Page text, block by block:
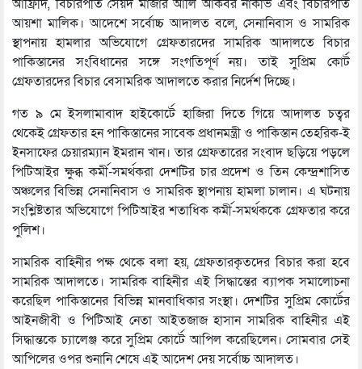
আফ্রিদি, বিচারপতি সৈয়দ মাজার আলি আকবর নাকভি এবং বিচারপতি
আয়শা মালিক। আদেশে সর্বোচ্চ আদালত বলে, সেনানিবাস ও সামরিক
স্থাপনায় হামলার অভিযোগে গ্রেফতারদের সামরিক আদালতে বিচার
পাকিস্তানের সংবিধানের সঙ্গে সংগতিপূর্ণ নয়। তাই সুপ্রিম কোর্ট
গ্রেফতারদের বিচার বেসামরিক আদালতে করার নির্দেশ দিচ্ছে।
গত ৯ মে ইসলামাবাদ হাইকোর্টে হাজিরা দিতে গিয়ে আদালত চত্বর
থেকেই গ্রেফতার হন পাকিস্তানের সাবেক প্রধানমন্ত্রী ও পাকিস্তান তেহরিক-ই
ইনসাফের চেয়ারম্যান ইমরান খান। তার গ্রেফতারের সংবাদ ছড়িয়ে পড়লে
পিটিআইর ক্ষুব্ধ কর্মী-সমর্থকরা দেশটির চার প্রদেশ ও তিন কেন্দ্রশাসিত
অঞ্চলের বিভিন্ন সেনানিবাস ও সামরিক স্থাপনায় হামলা চালান। এ ঘটনায়
সংশ্লিষ্টতার অভিযোগে পিটিআইর শতাধিক কর্মী-সমর্থককে গ্রেফতার করে
পুলিশ।
সামরিক বাহিনীর পক্ষ থেকে বলা হয়, গ্রেফতারকৃতদের বিচার করা হবে
সামরিক আদালতে। সামরিক বাহিনীর এই সিদ্ধান্তের ব্যাপক সমালোচনা
করেছিল পাকিস্তানের বিভিন্ন মানবাধিকার সংস্থা। দেশটির সুপ্রিম কোর্টের
আইনজীবী ও পিটিআই নেতা আইতজাজ হাসান সামরিক বাহিনীর এই
সিদ্ধান্তকে চ্যালেঞ্জ করে সুপ্রিম কোর্টে আপিল করেছিলেন। সোমবার সেই
আপিলের ওপর শুনানি শেষে এই আদেশ দেয় সর্বোচ্চ আদালত।